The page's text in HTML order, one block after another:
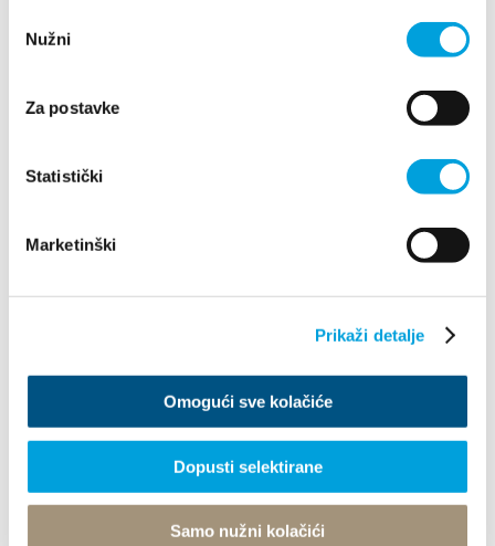
pristanka
Nužni
Za postavke
Statistički
Marketinški
Prikaži detalje
Omogući sve kolačiće
Dopusti selektirane
Samo nužni kolačići
Cecilija Žulj
+385919105754
Put Štalija 24, 21217 Kaštel Stari
+385996565132